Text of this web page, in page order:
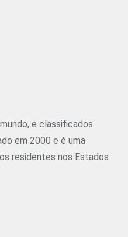
e classificados
em 2000 e é uma
residentes nos Estados